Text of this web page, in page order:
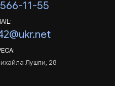
11-55
Лушпи, 28